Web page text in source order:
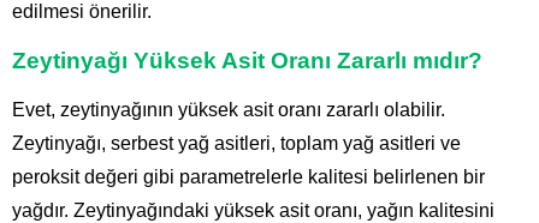
edilmesi önerilir.
Zeytinyağı Yüksek Asit Oranı Zararlı mıdır?
Evet, zeytinyağının yüksek asit oranı zararlı olabilir.
Zeytinyağı, serbest yağ asitleri, toplam yağ asitleri ve
peroksit değeri gibi parametrelerle kalitesi belirlenen bir
yağdır. Zeytinyağındaki yüksek asit oranı, yağın kalitesini